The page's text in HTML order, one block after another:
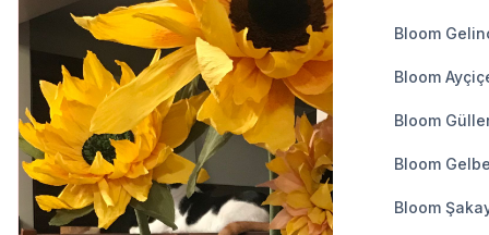
Bloom
Bloom
Bloom
Bloom
Bloom